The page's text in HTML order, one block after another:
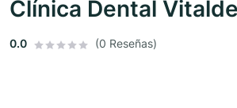
Clínica Dental
0.0 (0 Reseñas)